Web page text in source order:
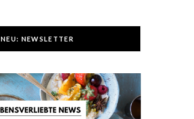
NEU: NEWSLETTER